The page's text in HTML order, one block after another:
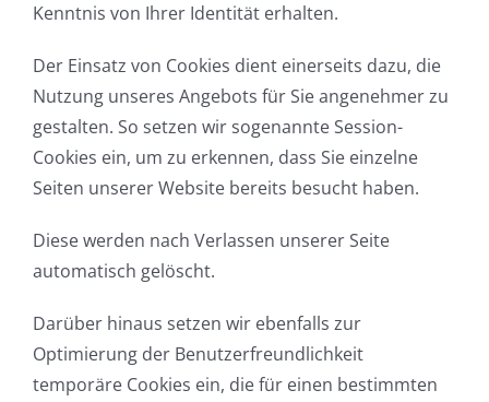
Kenntnis von Ihrer Identität erhalten.
Der Einsatz von Cookies dient einerseits dazu, die
Nutzung unseres Angebots für Sie angenehmer zu
gestalten. So setzen wir sogenannte Session-
Cookies ein, um zu erkennen, dass Sie einzelne
Seiten unserer Website bereits besucht haben.
Diese werden nach Verlassen unserer Seite
automatisch gelöscht.
Darüber hinaus setzen wir ebenfalls zur
Optimierung der Benutzerfreundlichkeit
temporäre Cookies ein, die für einen bestimmten